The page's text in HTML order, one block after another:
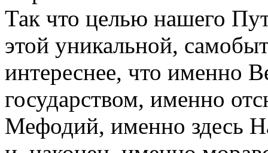
Так что целью нашего
этой уникальной,
интереснее, что именно
государством, именно
Мефодий, именно здесь